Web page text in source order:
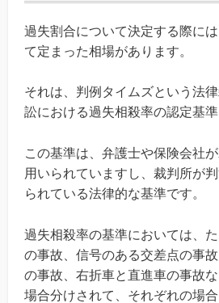
過失割合について決定する際に
て定まった相場があります。
それは、判例タイムズという法
訟における過失相殺率の認定基準
この基準は、弁護士や保険会社
用いられていますし、裁判所が
られている法律的な基準です。
過失相殺率の基準においては、
の事故、信号のある交差点の事
の事故、右折車と直進車の事故
場合分けされて、それぞれの場